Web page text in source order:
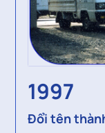
1997
Đổi tên